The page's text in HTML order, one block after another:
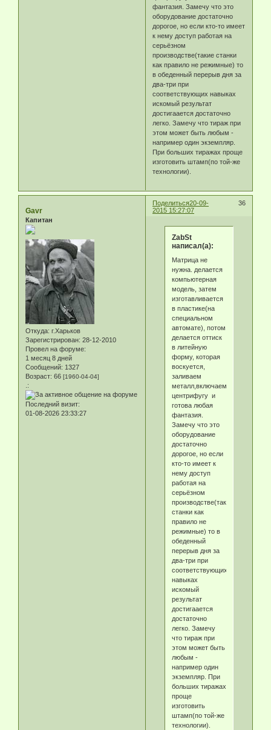
фантазия. Замечу что это
оборудование достаточно
дорогое, но если кто-то имеет
к нему доступ работая на
серьёзном
производстве(такие станки
как правило не режимные) то
в обеденный перерыв дня за
два-три при
соответствующих навыках
искомый результат
достигаается достаточно
легко. Замечу что тираж при
этом может быть любым -
например один экземпляр.
При больших тиражах проще
изготовить штамп(по той-же
технологии).
Поделиться 36
20-09-
2015 15:27:07
Gavr
Капитан
Откуда: г.Харьков
Зарегистрирован: 28-12-2010
Провел на форуме:
1 месяц 8 дней
Сообщений: 1327
Возраст: 66 [1960-04-04]
.:
Последний визит:
01-08-2026 23:33:27
ZabSt
написал(а):
Матрица не
нужна. делается
компьютерная
модель, затем
изготавливается
в пластике(на
специальном
автомате), потом
делается оттиск
в литейную
форму, которая
воскуется,
заливаем
металл,включаем
центрифугу и
готова любая
фантазия.
Замечу что это
оборудование
достаточно
дорогое, но если
кто-то имеет к
нему доступ
работая на
серьёзном
производстве(такие
станки как
правило не
режимные) то в
обеденный
перерыв дня за
два-три при
соответствующих
навыках
искомый
результат
достигаается
достаточно
легко. Замечу
что тираж при
этом может быть
любым -
например один
экземпляр. При
больших тиражах
проще
изготовить
штамп(по той-же
технологии).